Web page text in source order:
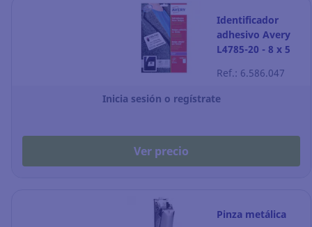
Identificador
adhesivo Avery
L4785-20 - 8 x 5
Pack de 200
Ref.: 6.586.047
Inicia sesión o regístrate
Ver precio
Pinza metálica